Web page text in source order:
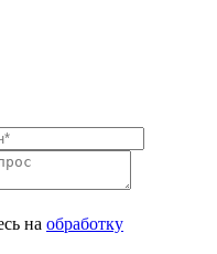
на обработку